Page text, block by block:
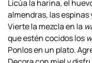
1 cucharadita de
Moras y fresas
Miel de abeja
Procedimiento
Licúa la harina, el